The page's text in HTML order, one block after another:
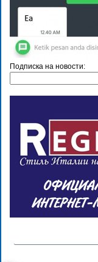
Подписка на новости: